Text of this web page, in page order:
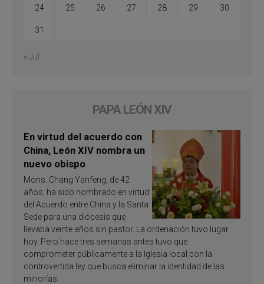
24 25 26 27 28 29 30
31
« Jul
PAPA LEÓN XIV
En virtud del acuerdo con
China, León XIV nombra un
nuevo obispo
Mons. Chang Yanfeng, de 42
años, ha sido nombrado en virtud
del Acuerdo entre China y la Santa
Sede para una diócesis que
llevaba veinte años sin pastor. La ordenación tuvo lugar
hoy. Pero hace tres semanas antes tuvo que
comprometer públicamente a la Iglesia local con la
controvertida ley que busca eliminar la identidad de las
minorías.